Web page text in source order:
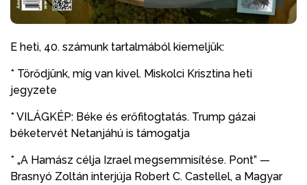
E heti, 40. számunk tartalmából kiemeljük:
* Törődjünk, míg van kivel. Miskolci Krisztina heti
jegyzete
* VILÁGKÉP: Béke és erőfitogtatás. Trump gázai
béketervét Netanjáhú is támogatja
* „A Hamász célja Izrael megsemmisítése. Pont” —
Brasnyó Zoltán interjúja Robert C. Castellel, a Magyar